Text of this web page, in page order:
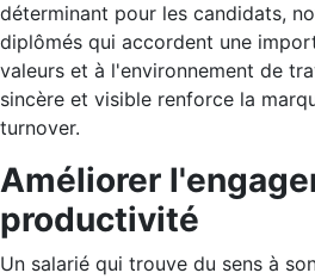
déterminant pour les candidats,
diplômés qui accordent une
valeurs et à l'environnement de
sincère et visible renforce la
turnover.
Améliorer
productivité
Un salarié qui trouve du sens à